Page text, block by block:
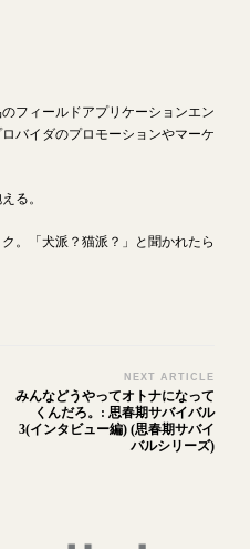
フィールドアプリケーションエン
バイダのプロモーションやマーケ
る。
。「犬派？猫派？」と聞かれたら
NEXT ARTICLE
みんなどうやってオトナになって
くんだろ。: 思春期サバイバル
3(インタビュー編) (思春期サバイ
バルシリーズ)